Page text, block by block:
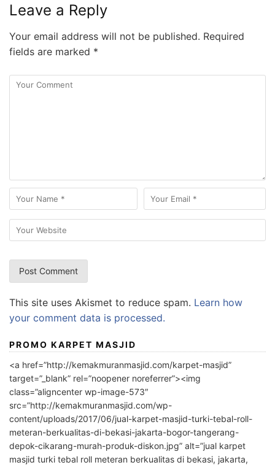
Leave a Reply
Your email address will not be published. Required
fields are marked *
This site uses Akismet to reduce spam. Learn how
your comment data is processed.
PROMO KARPET MASJID
<a href=”http://kemakmuranmasjid.com/karpet-masjid”
target=”_blank” rel=”noopener noreferrer”><img
class=”aligncenter wp-image-573″
src=”http://kemakmuranmasjid.com/wp-
content/uploads/2017/06/jual-karpet-masjid-turki-tebal-roll-
meteran-berkualitas-di-bekasi-jakarta-bogor-tangerang-
depok-cikarang-murah-produk-diskon.jpg” alt=”jual karpet
masjid turki tebal roll meteran berkualitas di bekasi, jakarta,